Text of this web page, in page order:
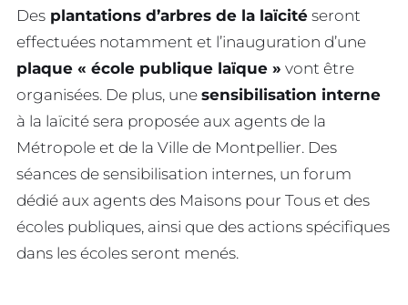
Des plantations d’arbres de la laïcité seront
effectuées notamment et l’inauguration d’une
plaque « école publique laïque » vont être
organisées. De plus, une sensibilisation interne
à la laïcité sera proposée aux agents de la
Métropole et de la Ville de Montpellier. Des
séances de sensibilisation internes, un forum
dédié aux agents des Maisons pour Tous et des
écoles publiques, ainsi que des actions spécifiques
dans les écoles seront menés.